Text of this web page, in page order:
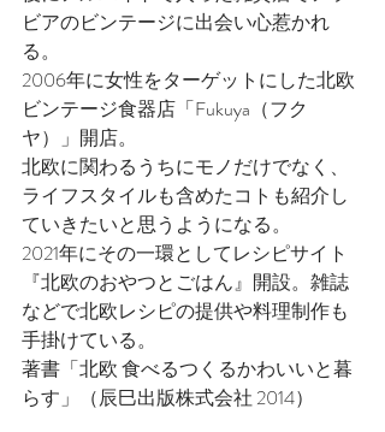
ビアのビンテージに出会い心惹かれ
る。
2006年に女性をターゲットにした北欧
ビンテージ食器店「Fukuya（フク
ヤ）」開店。
北欧に関わるうちにモノだけでなく、
ライフスタイルも含めたコトも紹介し
ていきたいと思うようになる。
2021年にその一環としてレシピサイト
『北欧のおやつとごはん』開設。雑誌
などで北欧レシピの提供や料理制作も
手掛けている。
著書「北欧 食べるつくるかわいいと暮
らす」（辰巳出版株式会社 2014）